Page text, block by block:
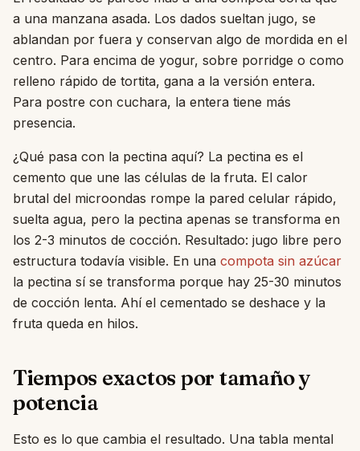
a una manzana asada. Los dados sueltan jugo, se
ablandan por fuera y conservan algo de mordida en el
centro. Para encima de yogur, sobre porridge o como
relleno rápido de tortita, gana a la versión entera.
Para postre con cuchara, la entera tiene más
presencia.
¿Qué pasa con la pectina aquí? La pectina es el
cemento que une las células de la fruta. El calor
brutal del microondas rompe la pared celular rápido,
suelta agua, pero la pectina apenas se transforma en
los 2-3 minutos de cocción. Resultado: jugo libre pero
estructura todavía visible. En una compota sin azúcar
la pectina sí se transforma porque hay 25-30 minutos
de cocción lenta. Ahí el cementado se deshace y la
fruta queda en hilos.
Tiempos exactos por tamaño y
potencia
Esto es lo que cambia el resultado. Una tabla mental